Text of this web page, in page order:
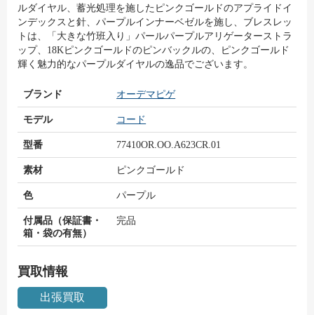
ルダイヤル、蓄光処理を施したピンクゴールドのアプライドイ
ンデックスと針、パープルインナーベゼルを施し、ブレスレッ
トは、「大きな竹班入り」パールパープルアリゲーターストラ
ップ、18Kピンクゴールドのピンバックルの、ピンクゴールド
輝く魅力的なパープルダイヤルの逸品でございます。
ブランド オーデマピゲ
モデル コード
型番 77410OR.OO.A623CR.01
素材 ピンクゴールド
色 パープル
付属品（保証書・
箱・袋の有無）
完品
買取情報
出張買取